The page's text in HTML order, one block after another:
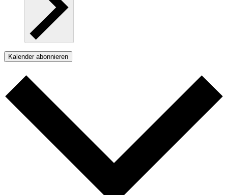
Kalender abonnieren